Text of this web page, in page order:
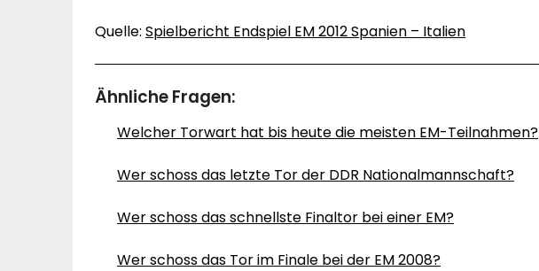
Quelle: Spielbericht Endspiel EM 2012 Spanien – Italien
Ähnliche Fragen:
Welcher Torwart hat bis heute die meisten EM-Teilnahmen?
Wer schoss das letzte Tor der DDR Nationalmannschaft?
Wer schoss das schnellste Finaltor bei einer EM?
Wer schoss das Tor im Finale bei der EM 2008?